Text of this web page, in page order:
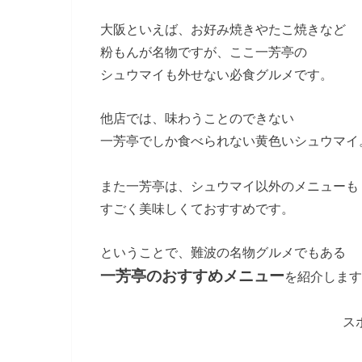
大阪といえば、お好み焼きやたこ焼きなど
粉もんが名物ですが、ここ一芳亭の
シュウマイも外せない必食グルメです。
他店では、味わうことのできない
一芳亭でしか食べられない黄色いシュウマイ
また一芳亭は、シュウマイ以外のメニューも
すごく美味しくておすすめです。
ということで、難波の名物グルメでもある
一芳亭のおすすめメニューを紹介します
ス